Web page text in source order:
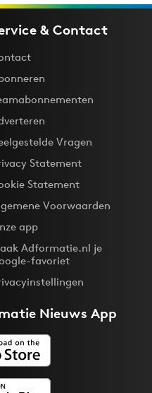
& Contact
Vragen
Statement
Statement
Voorwaarden
app
Adformatie.nl je
favoriet
Nieuws App